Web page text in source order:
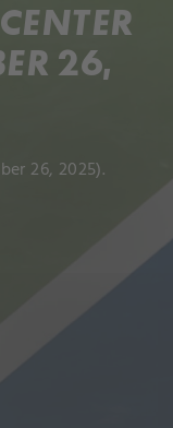
26,
26, 2025).